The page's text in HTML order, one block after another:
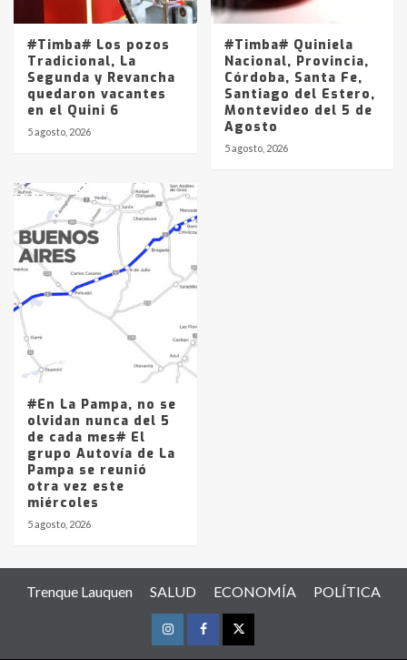
#Timba# Los pozos
Tradicional, La
Segunda y Revancha
quedaron vacantes
en el Quini 6
5 agosto, 2026
#Timba# Quiniela
Nacional, Provincia,
Córdoba, Santa Fe,
Santiago del Estero,
Montevideo del 5 de
Agosto
5 agosto, 2026
#En La Pampa, no se
olvidan nunca del 5
de cada mes# El
grupo Autovía de La
Pampa se reunió
otra vez este
miércoles
5 agosto, 2026
Trenque Lauquen SALUD ECONOMÍA POLÍTICA
InstagramFacebookTwitter